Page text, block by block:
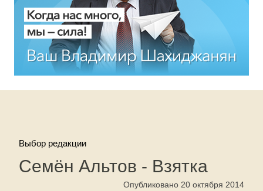
Выбор редакции
Семён Альтов - Взятка
Опубликовано 20 октября 2014